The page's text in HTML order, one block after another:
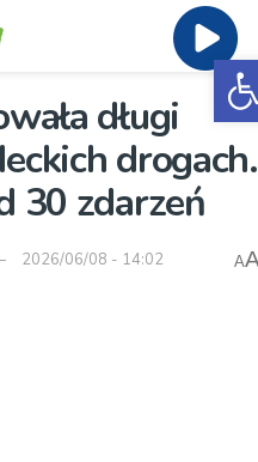
długi
drogach.
30 zdarzeń
2026/06/08 - 14:02 A